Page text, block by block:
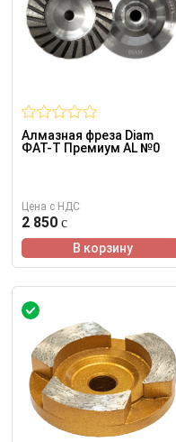
Алмазная фреза Diam
ФАТ-Т Премиум AL №0
Цена с НДС
2 850
В корзину